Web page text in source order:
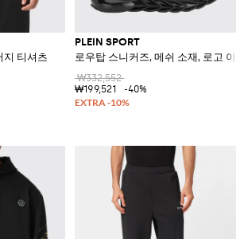
지 티셔츠
PLEIN SPORT
로우탑 스니커즈, 메쉬 소재, 로고 아
₩332,552
₩199,521
-40%